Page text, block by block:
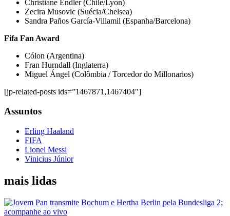
Christiane Endler (Chile/Lyon)
Zecira Musovic (Suécia/Chelsea)
Sandra Paños García-Villamil (Espanha/Barcelona)
Fifa Fan Award
Cólon (Argentina)
Fran Hurndall (Inglaterra)
Miguel Ángel (Colômbia / Torcedor do Millonarios)
[jp-related-posts ids=”1467871,1467404″]
Assuntos
Erling Haaland
FIFA
Lionel Messi
Vinicius Júnior
mais lidas